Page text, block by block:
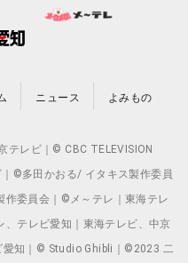
ニュース よみもの
レビ｜© CBC TELEVISION
©多田かおる/ イタキス製作委員
委員会｜©メ～テレ｜東海テレ
、テレビ愛知｜東海テレビ、中京
愛知｜© Studio Ghibli｜©2023 二